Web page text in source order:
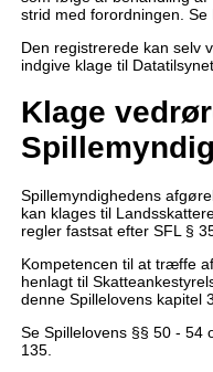
strid med forordningen. Se
Den registrerede kan selv
indgive klage til
Klage
Spillemyndighedens
kan klages til
regler fastsat efter SFL §
Kompetencen til at træffe
henlagt til
denne Spillelovens kapitel
Se Spillelovens §§ 50 - 54
135.